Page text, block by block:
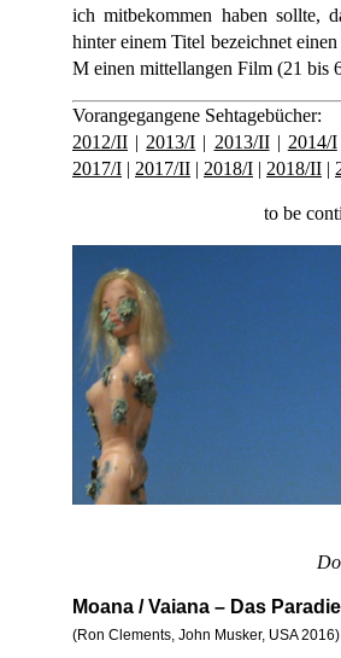
ich mitbekommen haben sollte,
hinter einem Titel bezeichnet
M einen mittellangen Film (21 bis
Vorangegangene Sehtagebücher:
2012/II | 2013/I | 2013/II| 2014/I
2017/I | 2017/II | 2018/I | 2018/II |
to be
Moana / Vaiana – Das
(Ron Clements, John Musker, USA